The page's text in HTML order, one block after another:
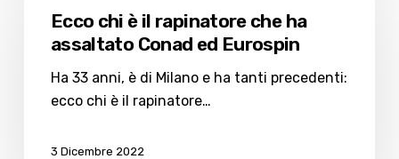
rapinatore
Conad
Ecco chi è il rapinatore che ha
assaltato Conad ed Eurospin
Ha 33 anni, è di Milano e ha tanti precedenti:
ecco chi è il rapinatore…
3 Dicembre 2022